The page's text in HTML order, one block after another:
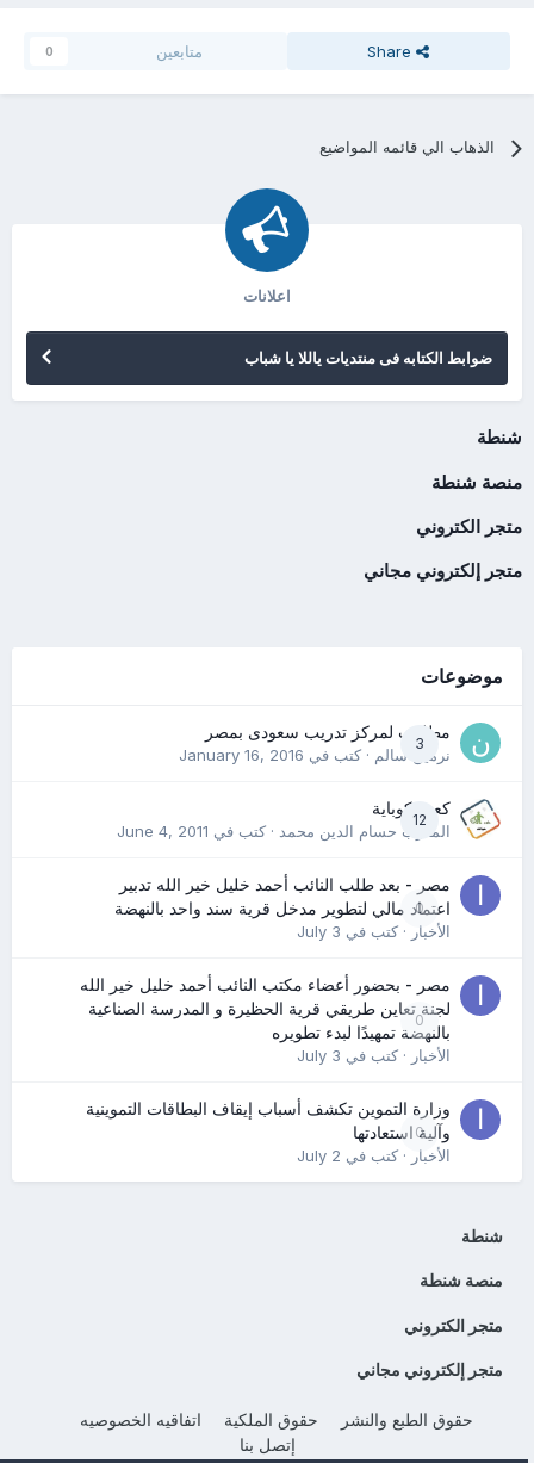
Share متابعين 0
الذهاب الي قائمه المواضيع
اعلانات
ضوابط الكتابه فى منتديات ياللا يا شباب
شنطة
منصة شنطة
متجر الكتروني
متجر إلكتروني مجاني
موضوعات
3
مطلوب لمركز تدريب سعودى بمصر
نرمين سالم· كتب في January 16, 2016
12
كعب كوباية
المدرب حسام الدين محمد· كتب في June 4, 2011
0
مصر - بعد طلب النائب أحمد خليل خير الله تدبير
اعتماد مالي لتطوير مدخل قرية سند واحد بالنهضة
الأخبار· كتب في July 3
0
مصر - بحضور أعضاء مكتب النائب أحمد خليل خير الله
لجنة تعاين طريقي قرية الحظيرة و المدرسة الصناعية
بالنهضة تمهيدًا لبدء تطويره
الأخبار· كتب في July 3
0
وزارة التموين تكشف أسباب إيقاف البطاقات التموينية
وآلية استعادتها
الأخبار· كتب في July 2
شنطة
منصة شنطة
متجر الكتروني
متجر إلكتروني مجاني
حقوق الطبع والنشر حقوق الملكية
اتفاقيه الخصوصيه
إتصل بنا